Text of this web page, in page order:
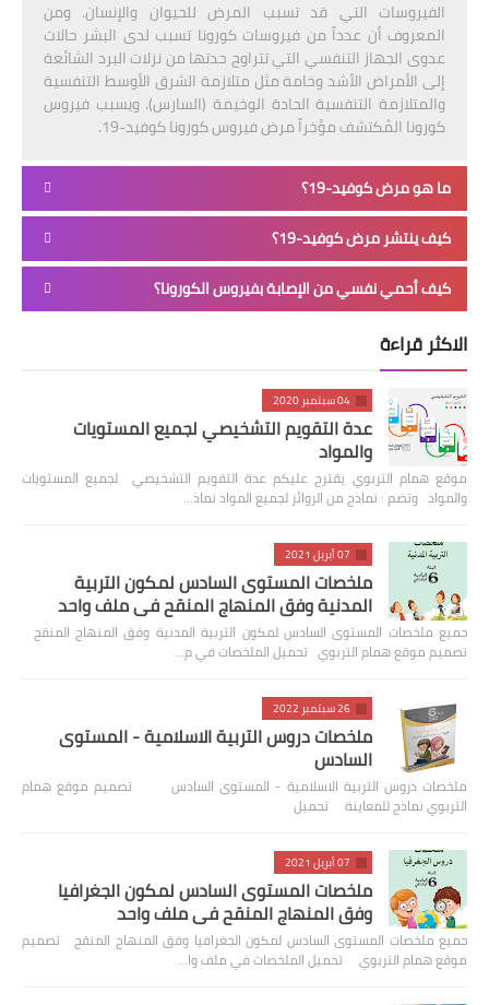
الفيروسات التي قد تسبب المرض للحيوان والإنسان. ومن
المعروف أن عدداً من فيروسات كورونا تسبب لدى البشر حالات
عدوى الجهاز التنفسي التي تتراوح حدتها من نزلات البرد الشائعة
إلى الأمراض الأشد وخامة مثل متلازمة الشرق الأوسط التنفسية
والمتلازمة التنفسية الحادة الوخيمة (السارس). ويسبب فيروس
كورونا المُكتشف مؤخراً مرض فيروس كورونا كوفيد-19.
ما هو مرض كوفيد-19؟
كيف ينتشر مرض كوفيد-19؟
كيف أحمي نفسي من الإصابة بفيروس الكورونا؟
الاكثر قراءة
04 سبتمبر 2020
عدة التقويم التشخيصي لجميع المستويات
والمواد
موقع همام التربوي يقترح عليكم عدة التقويم التشخيصي لجميع المستويات
والمواد وتضم : نماذج من الروائز لجميع المواد نماذ…
07 أبريل 2021
ملخصات المستوى السادس لمكون التربية
المدنية وفق المنهاج المنقح في ملف واحد
جميع ملخصات المستوى السادس لمكون التربية المدنية وفق المنهاج المنقح
تصميم موقع همام التربوي تحميل الملخصات في م…
26 سبتمبر 2022
ملخصات دروس التربية الاسلامية - المستوى
السادس
ملخصات دروس التربية الاسلامية - المستوى السادس تصميم موقع همام
التربوي نماذج للمعاينة تحميل
07 أبريل 2021
ملخصات المستوى السادس لمكون الجغرافيا
وفق المنهاج المنقح في ملف واحد
جميع ملخصات المستوى السادس لمكون الجغرافيا وفق المنهاج المنقح تصميم
موقع همام التربوي تحميل الملخصات في ملف وا…